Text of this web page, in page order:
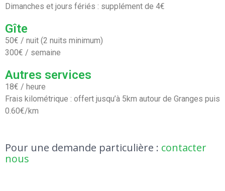
Dimanches et jours fériés : supplément de 4€
Gîte
50€ / nuit (2 nuits minimum)
300€ / semaine
Autres services
18€ / heure
Frais kilométrique : offert jusqu’à 5km autour de Granges puis
0.60€/km
Pour une demande particulière : contacter
nous